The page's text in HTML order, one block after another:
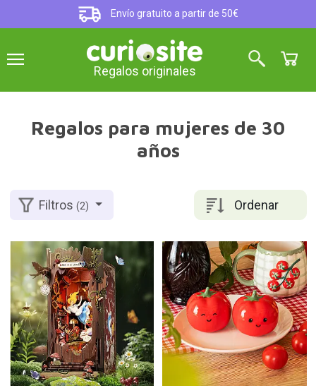
Envío gratuito a partir de 50€
Regalos originales
Regalos para mujeres de 30
años
Ordenar
Filtros(2)